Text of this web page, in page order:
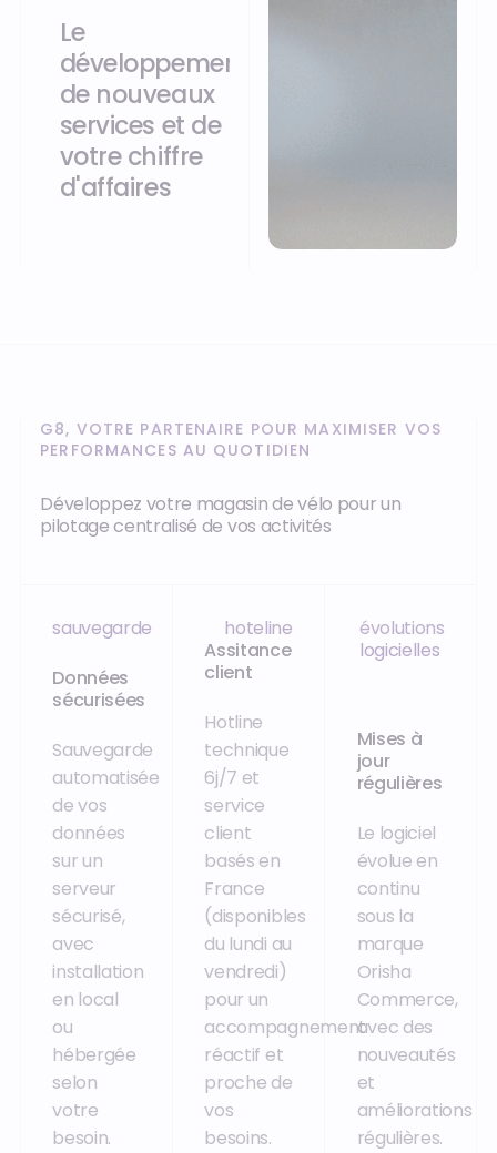
Le
développement
de nouveaux
services et de
votre chiffre
d'affaires
G8, VOTRE PARTENAIRE POUR MAXIMISER VOS
PERFORMANCES AU QUOTIDIEN
Développez votre magasin de vélo pour un
pilotage centralisé de vos activités
sauvegarde
Données
sécurisées
Sauvegarde
automatisée
de vos
données
sur un
serveur
sécurisé,
avec
installation
en local
ou
hébergée
selon
votre
besoin.
hoteline
Assitance
client
Hotline
technique
6j/7 et
service
client
basés en
France
(disponibles
du lundi au
vendredi)
pour un
accompagnement
réactif et
proche de
vos
besoins.
évolutions
logicielles
Mises à
jour
régulières
Le logiciel
évolue en
continu
sous la
marque
Orisha
Commerce,
avec des
nouveautés
et
améliorations
régulières.